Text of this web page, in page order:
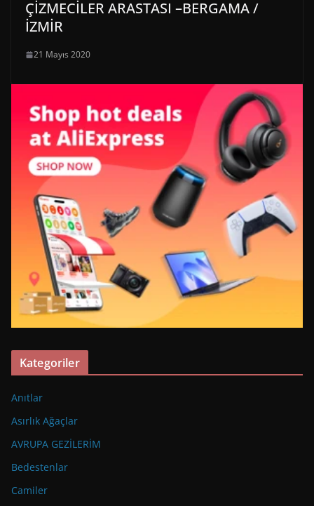
ÇİZMECİLER ARASTASI –BERGAMA /
İZMİR
21 Mayıs 2020
Kategoriler
Anıtlar
Asırlık Ağaçlar
AVRUPA GEZİLERİM
Bedestenlar
Camiler